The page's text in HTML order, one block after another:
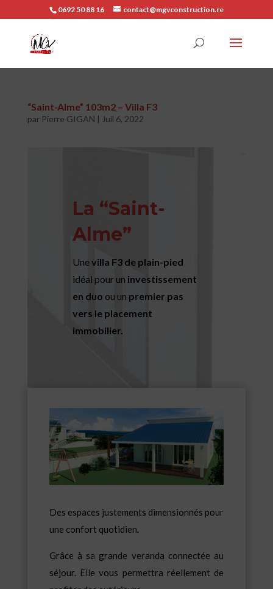
0692 50 88 16 contact@mgvconstruction.re
“Saint-Alme” 103m2 – Villa F3
par Pierre GIGAN | Juil 6, 2022
La “Saint-
Alme”
Unevilla F3 de plain-pied
idéal pour un investissement
en duo ou un premier pas
vers le placement
immobilier.
Des espaces justements dimensionnés pour
une confort quotidien.
Grâce à sa grande veranda connectée au
séjour. Elle vous permettra réellement de